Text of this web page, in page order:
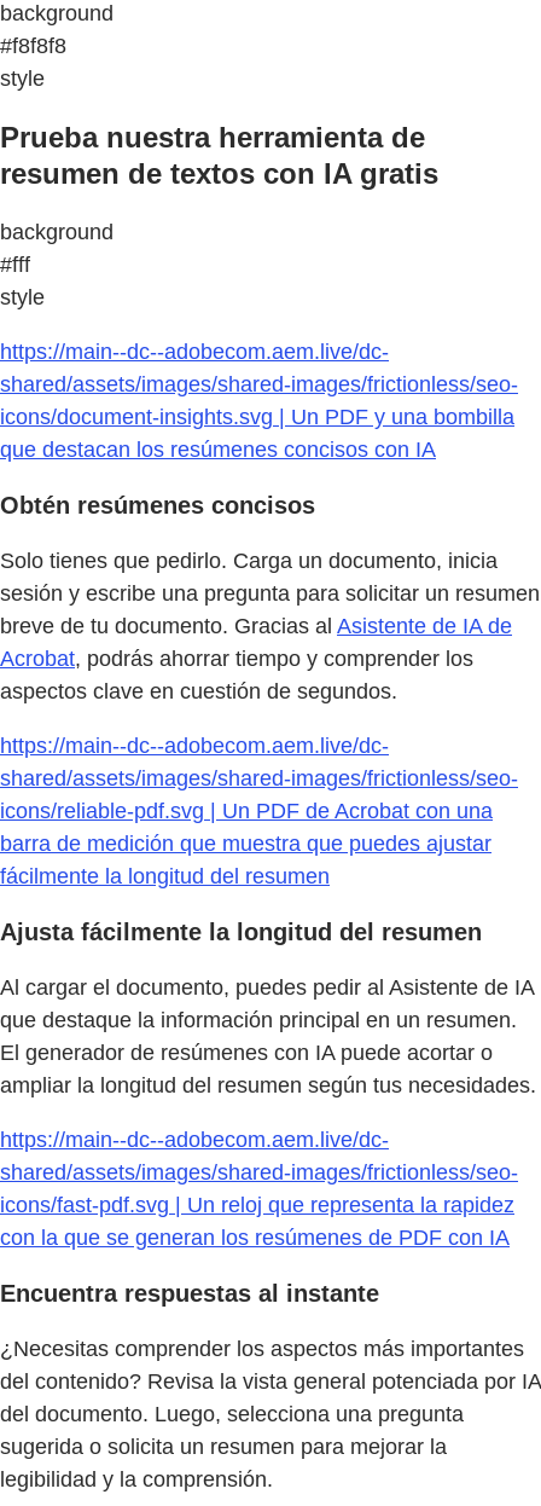
background
#f8f8f8
style
Prueba nuestra herramienta de
resumen de textos con IA gratis
background
#fff
style
https://main--dc--adobecom.aem.live/dc-
shared/assets/images/shared-images/frictionless/seo-
icons/document-insights.svg | Un PDF y una bombilla
que destacan los resúmenes concisos con IA
Obtén resúmenes concisos
Solo tienes que pedirlo. Carga un documento, inicia
sesión y escribe una pregunta para solicitar un resumen
breve de tu documento. Gracias al Asistente de IA de
Acrobat, podrás ahorrar tiempo y comprender los
aspectos clave en cuestión de segundos.
https://main--dc--adobecom.aem.live/dc-
shared/assets/images/shared-images/frictionless/seo-
icons/reliable-pdf.svg | Un PDF de Acrobat con una
barra de medición que muestra que puedes ajustar
fácilmente la longitud del resumen
Ajusta fácilmente la longitud del resumen
Al cargar el documento, puedes pedir al Asistente de IA
que destaque la información principal en un resumen.
El generador de resúmenes con IA puede acortar o
ampliar la longitud del resumen según tus necesidades.
https://main--dc--adobecom.aem.live/dc-
shared/assets/images/shared-images/frictionless/seo-
icons/fast-pdf.svg | Un reloj que representa la rapidez
con la que se generan los resúmenes de PDF con IA
Encuentra respuestas al instante
¿Necesitas comprender los aspectos más importantes
del contenido? Revisa la vista general potenciada por IA
del documento. Luego, selecciona una pregunta
sugerida o solicita un resumen para mejorar la
legibilidad y la comprensión.